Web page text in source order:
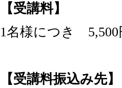
【受講料】
1名様につき 5,500
【受講料振込み先】